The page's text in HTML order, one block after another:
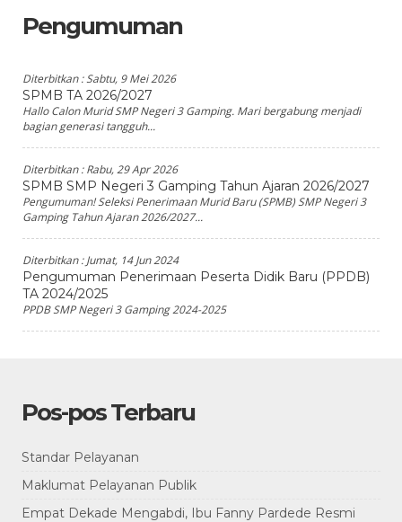
Pengumuman
Diterbitkan :Sabtu, 9 Mei 2026
SPMB TA 2026/2027
Hallo Calon Murid SMP Negeri 3 Gamping. Mari bergabung menjadi
bagian generasi tangguh...
Diterbitkan :Rabu, 29 Apr 2026
SPMB SMP Negeri 3 Gamping Tahun Ajaran 2026/2027
Pengumuman! Seleksi Penerimaan Murid Baru (SPMB) SMP Negeri 3
Gamping Tahun Ajaran 2026/2027...
Diterbitkan :Jumat, 14 Jun 2024
Pengumuman Penerimaan Peserta Didik Baru (PPDB)
TA 2024/2025
PPDB SMP Negeri 3 Gamping 2024-2025
Pos-pos Terbaru
Standar Pelayanan
Maklumat Pelayanan Publik
Empat Dekade Mengabdi, Ibu Fanny Pardede Resmi